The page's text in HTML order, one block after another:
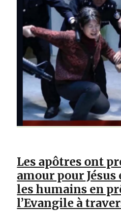
Les apôtres ont
amour pour Jésus
les humains en
l’Evangile à